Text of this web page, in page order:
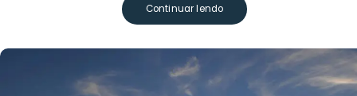
Continuar lendo